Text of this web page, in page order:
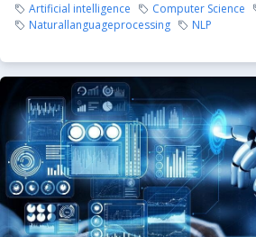
Artificial intelligence Computer Science
Naturallanguageprocessing
NLP